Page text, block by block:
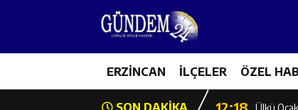
ERZİNCAN İLÇELER ÖZEL
SON DAKİKA
12:19 Umre
Ülkü